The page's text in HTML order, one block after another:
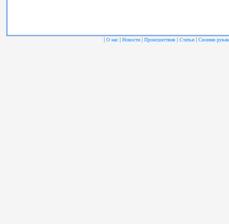
| О нас | Новости | Происшествия | Статьи | Своими